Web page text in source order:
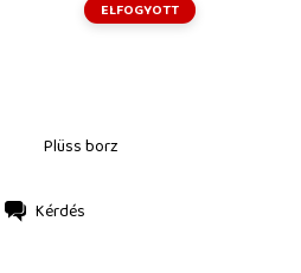
ELFOGYOTT
Plüss borz
Kérdés